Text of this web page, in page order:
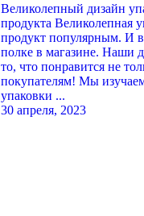
Великолепный дизайн
продукта Великолепная
продукт популярным. И
полке в магазине. Наши
то, что понравится не
покупателям! Мы
упаковки ...
30 апреля, 2023